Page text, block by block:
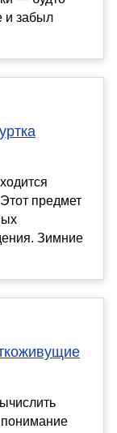
и забыл
предмет
Зимние
понимание